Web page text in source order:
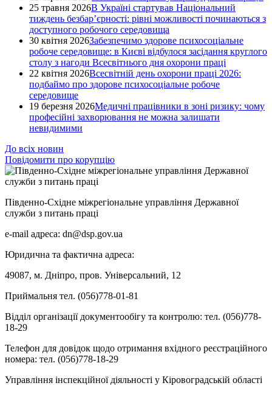
25 травня 2026В Україні стартував Національний
тиждень безбар’єрності: рівні можливості починаються з
доступного робочого середовища
30 квітня 2026Забезпечимо здорове психосоціальне
робоче середовище: в Києві відбулося засідання круглого
столу з нагоди Всесвітнього дня охорони праці
22 квітня 2026Всесвітній день охорони праці 2026:
подбаймо про здорове психосоціальне робоче
середовище
19 березня 2026Медичні працівники в зоні ризику: чому
професійні захворювання не можна залишати
невидимими
До всіх новин
Повідомити про корупцію
Південно-Східне міжрегіональне управління Державної
служби з питань праці
e-mail адреса: dn@dsp.gov.ua
Юридична та фактична адреса:
49087, м. Дніпро, пров. Універсальний, 12
Приймальня тел. (056)778-01-81
Відділ організації документообігу та контролю: тел. (056)778-
18-29
Телефон для довідок щодо отримання вхідного реєстраційного
номера: тел. (056)778-18-29
Управління інспекційної діяльності у Кіровоградській області